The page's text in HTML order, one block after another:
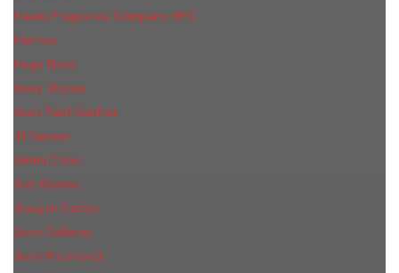
Haute Fragrance Company HFC
Hermes
Hugo Boss
Issey Miyake
Jean Paul Gaultier
Jil Sander
Jimmi Choo
Jое Malоnе
Joaquin Cortes
John Galliano
John Richmond